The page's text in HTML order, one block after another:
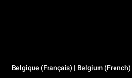
Belgique (Français) | Belgium (French)